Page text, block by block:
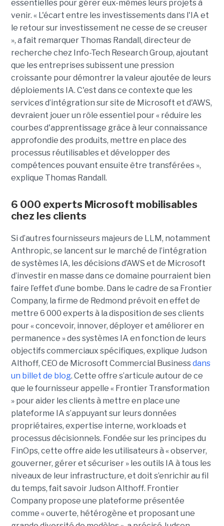
essentielles pour gérer eux-mêmes leurs projets à
venir. « L'écart entre les investissements dans l'IA et
le retour sur investissement ne cesse de se creuser
», a fait remarquer Thomas Randall, directeur de
recherche chez Info-Tech Research Group, ajoutant
que les entreprises subissent une pression
croissante pour démontrer la valeur ajoutée de leurs
déploiements IA. C'est dans ce contexte que les
services d’intégration sur site de Microsoft et d'AWS,
devraient jouer un rôle essentiel pour « réduire les
courbes d'apprentissage grâce à leur connaissance
approfondie des produits, mettre en place des
processus réutilisables et développer des
compétences pouvant ensuite être transférées »,
explique Thomas Randall.
6 000 experts Microsoft mobilisables
chez les clients
Si d’autres fournisseurs majeurs de LLM, notamment
Anthropic, se lancent sur le marché de l’intégration
de systèmes IA, les décisions d’AWS et de Microsoft
d’investir en masse dans ce domaine pourraient bien
faire l’effet d’une bombe. Dans le cadre de sa Frontier
Company, la firme de Redmond prévoit en effet de
mettre 6 000 experts à la disposition de ses clients
pour « concevoir, innover, déployer et améliorer en
permanence » des systèmes IA en fonction de leurs
objectifs commerciaux spécifiques, explique Judson
Althoff, CEO de Microsoft Commercial Businessdans
un billet de blog. Cette offre s’articule autour de ce
que le fournisseur appelle « Frontier Transformation
» pour aider les clients à mettre en place une
plateforme IA s’appuyant sur leurs données
propriétaires, expertise interne, workloads et
processus décisionnels. Fondée sur les principes du
FinOps, cette offre aide les utilisateurs à « observer,
gouverner, gérer et sécuriser » les outils IA à tous les
niveaux de leur infrastructure, et doit s’enrichir au fil
du temps, fait savoir Judson Althoff. Frontier
Company propose une plateforme présentée
comme « ouverte, hétérogène et proposant une